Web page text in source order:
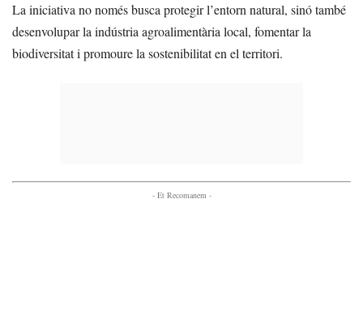
La iniciativa no només busca protegir l’entorn natural, sinó també
desenvolupar la indústria agroalimentària local, fomentar la
biodiversitat i promoure la sostenibilitat en el territori.
- Et Recomanem -